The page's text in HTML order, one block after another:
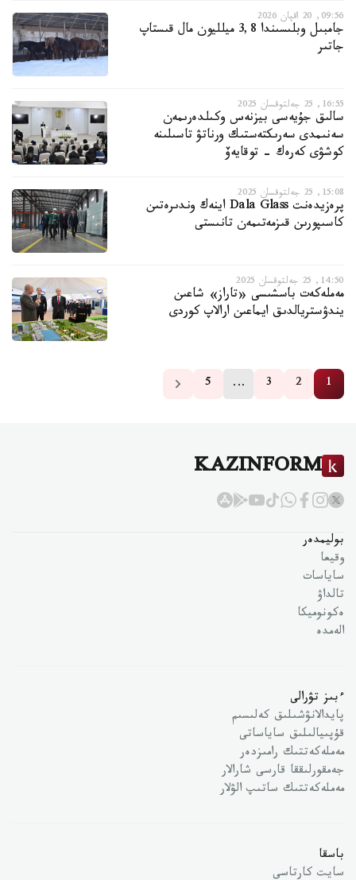
09:56, 20 اقپان 2026
جامبىل وبلىسىندا 3,8 ميلليون مال قىستاپ
جاتىر
16:55, 25 جەلتوقسان 2025
سالىق جۇيەسى بيزنەس وكىلدەرىمەن
سەنىمدى سەرىكتەستىك ورناتۋ تاسىلىنە
كوشۋى كەرەك - توقايەۆ
15:08, 25 جەلتوقسان 2025
پرەزيدەنت Dala Glass اينەك وندىرەتىن
كاسىپورىن قىزمەتىمەن تانىستى
14:50, 25 جەلتوقسان 2025
مەملەكەت باسشىسى «تاراز» شاعىن
يندۋستريالدىق ايماعىن ارالاپ كوردى
1
2
3
…
5
KAZINFORM
بوليمدەر
وقيعا
ساياسات
تالداۋ
ەكونوميكا
الەمدە
ءبىز تۋرالى
پايدالانۋشىلىق كەلىسىم
قۇپىيالىلىق ساياساتى
مەملەكەتتىك رامىزدەر
جەمقورلىققا قارسى شارالار
مەملەكەتتىك ساتىپ الۋلار
باسقا
سايت كارتاسى